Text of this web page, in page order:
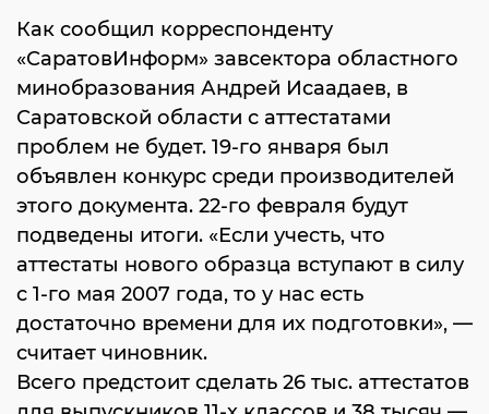
Как сообщил корреспонденту
«СаратовИнформ» завсектора областного
минобразования Андрей Исаадаев, в
Саратовской области с аттестатами
проблем не будет. 19-го января был
объявлен конкурс среди производителей
этого документа. 22-го февраля будут
подведены итоги. «Если учесть, что
аттестаты нового образца вступают в силу
с 1-го мая 2007 года, то у нас есть
достаточно времени для их подготовки», —
считает чиновник.
Всего предстоит сделать 26 тыс. аттестатов